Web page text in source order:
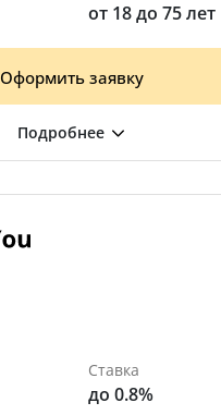
от 18 до 75 лет
Оформить заявку
Ставка
до 0.8%